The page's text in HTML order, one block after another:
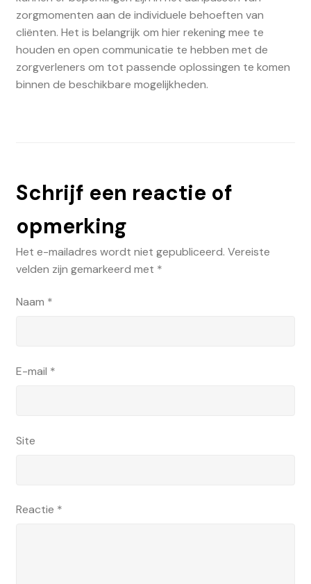
zorgmomenten aan de individuele behoeften van
cliënten. Het is belangrijk om hier rekening mee te
houden en open communicatie te hebben met de
zorgverleners om tot passende oplossingen te komen
binnen de beschikbare mogelijkheden.
Schrijf een reactie of
opmerking
Het e-mailadres wordt niet gepubliceerd. Vereiste
velden zijn gemarkeerd met *
Naam *
E-mail *
Site
Reactie *